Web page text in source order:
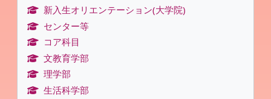
新入生オリエンテーション(大学院)
センター等
コア科目
文教育学部
理学部
生活科学部